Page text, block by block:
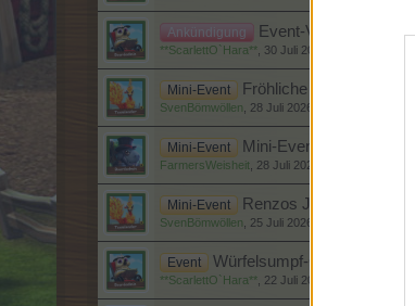
Ankündigung Event-Vorschau
**ScarlettO`Hara** 30 Juli 2026
Mini-Event Fröhliche Kundentage +
SvenBömwöllen 28 Juli 2026
Mini-Event Mini-Events
FarmersWeisheit 28 Juli 2026
Mini-Event Renzos Jarhmarkt
SvenBömwöllen 25 Juli 2026
Event Würfelsumpf-Chroniken II
**ScarlettO`Hara** 22 Juli 2026